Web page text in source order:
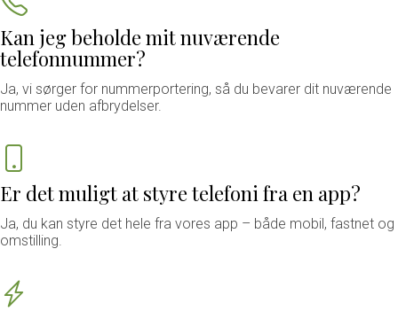
Kan jeg beholde mit nuværende
telefonnummer?
Ja, vi sørger for nummerportering, så du bevarer dit nuværende
nummer uden afbrydelser.
Er det muligt at styre telefoni fra en app?
Ja, du kan styre det hele fra vores app – både mobil, fastnet og
omstilling.